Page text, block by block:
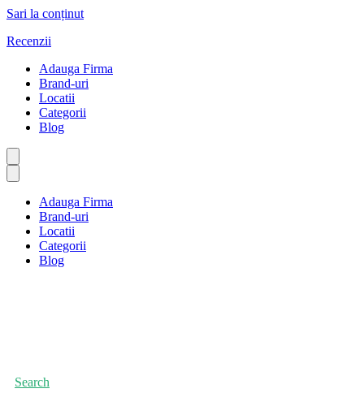
Sari la conținut
Recenzii
Adauga Firma
Brand-uri
Locatii
Categorii
Blog
Adauga Firma
Brand-uri
Locatii
Categorii
Blog
Search